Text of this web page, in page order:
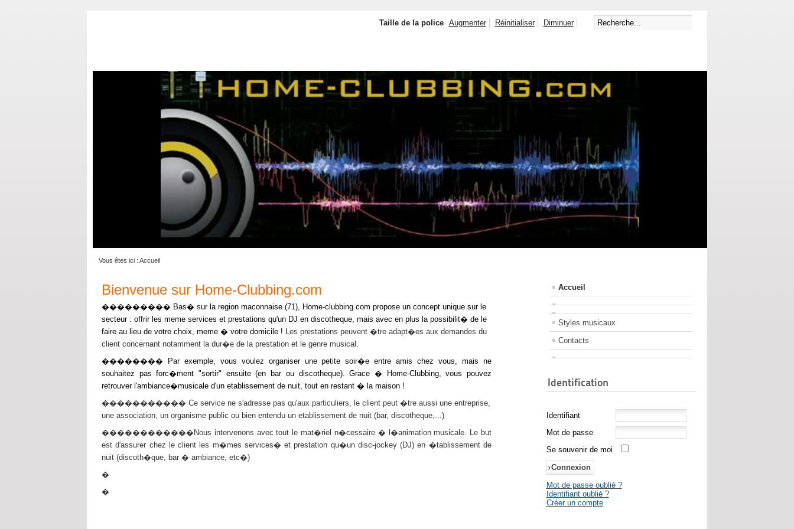
Taille de la police Augmenter Réinitialiser Diminuer
Vous êtes ici : Accueil
Bienvenue sur Home-Clubbing.com
��������� Bas� sur la region maconnaise (71), Home-clubbing.com propose un concept unique sur le
secteur : offrir les meme services et prestations qu'un DJ en discotheque, mais avec en plus la possibilit� de le
faire au lieu de votre choix, meme � votre domicile ! Les prestations peuvent �tre adapt�es aux demandes du
client concernant notamment la dur�e de la prestation et le genre musical.
�������� Par exemple, vous voulez organiser une petite soir�e entre amis chez vous, mais ne
souhaitez pas forc�ment "sortir" ensuite (en bar ou discotheque). Grace � Home-Clubbing, vous pouvez
retrouver l'ambiance�musicale d'un etablissement de nuit, tout en restant � la maison !
����������� Ce service ne s'adresse pas qu'aux particuliers, le client peut �tre aussi une entreprise,
une association, un organisme public ou bien entendu un etablissement de nuit (bar, discotheque,...)
������������Nous intervenons avec tout le mat�riel n�cessaire � l�animation musicale. Le but
est d'assurer chez le client les m�mes services� et prestation qu�un disc-jockey (DJ) en �tablissement de
nuit (discoth�que, bar � ambiance, etc�)
�
�
Accueil
Styles musicaux
Contacts
Identification
Identifiant
Mot de passe
Se souvenir de moi
Mot de passe oublié ?
Identifiant oublié ?
Créer un compte